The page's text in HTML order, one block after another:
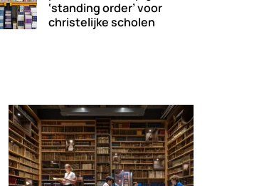
‘standing order’ voor
christelijke scholen